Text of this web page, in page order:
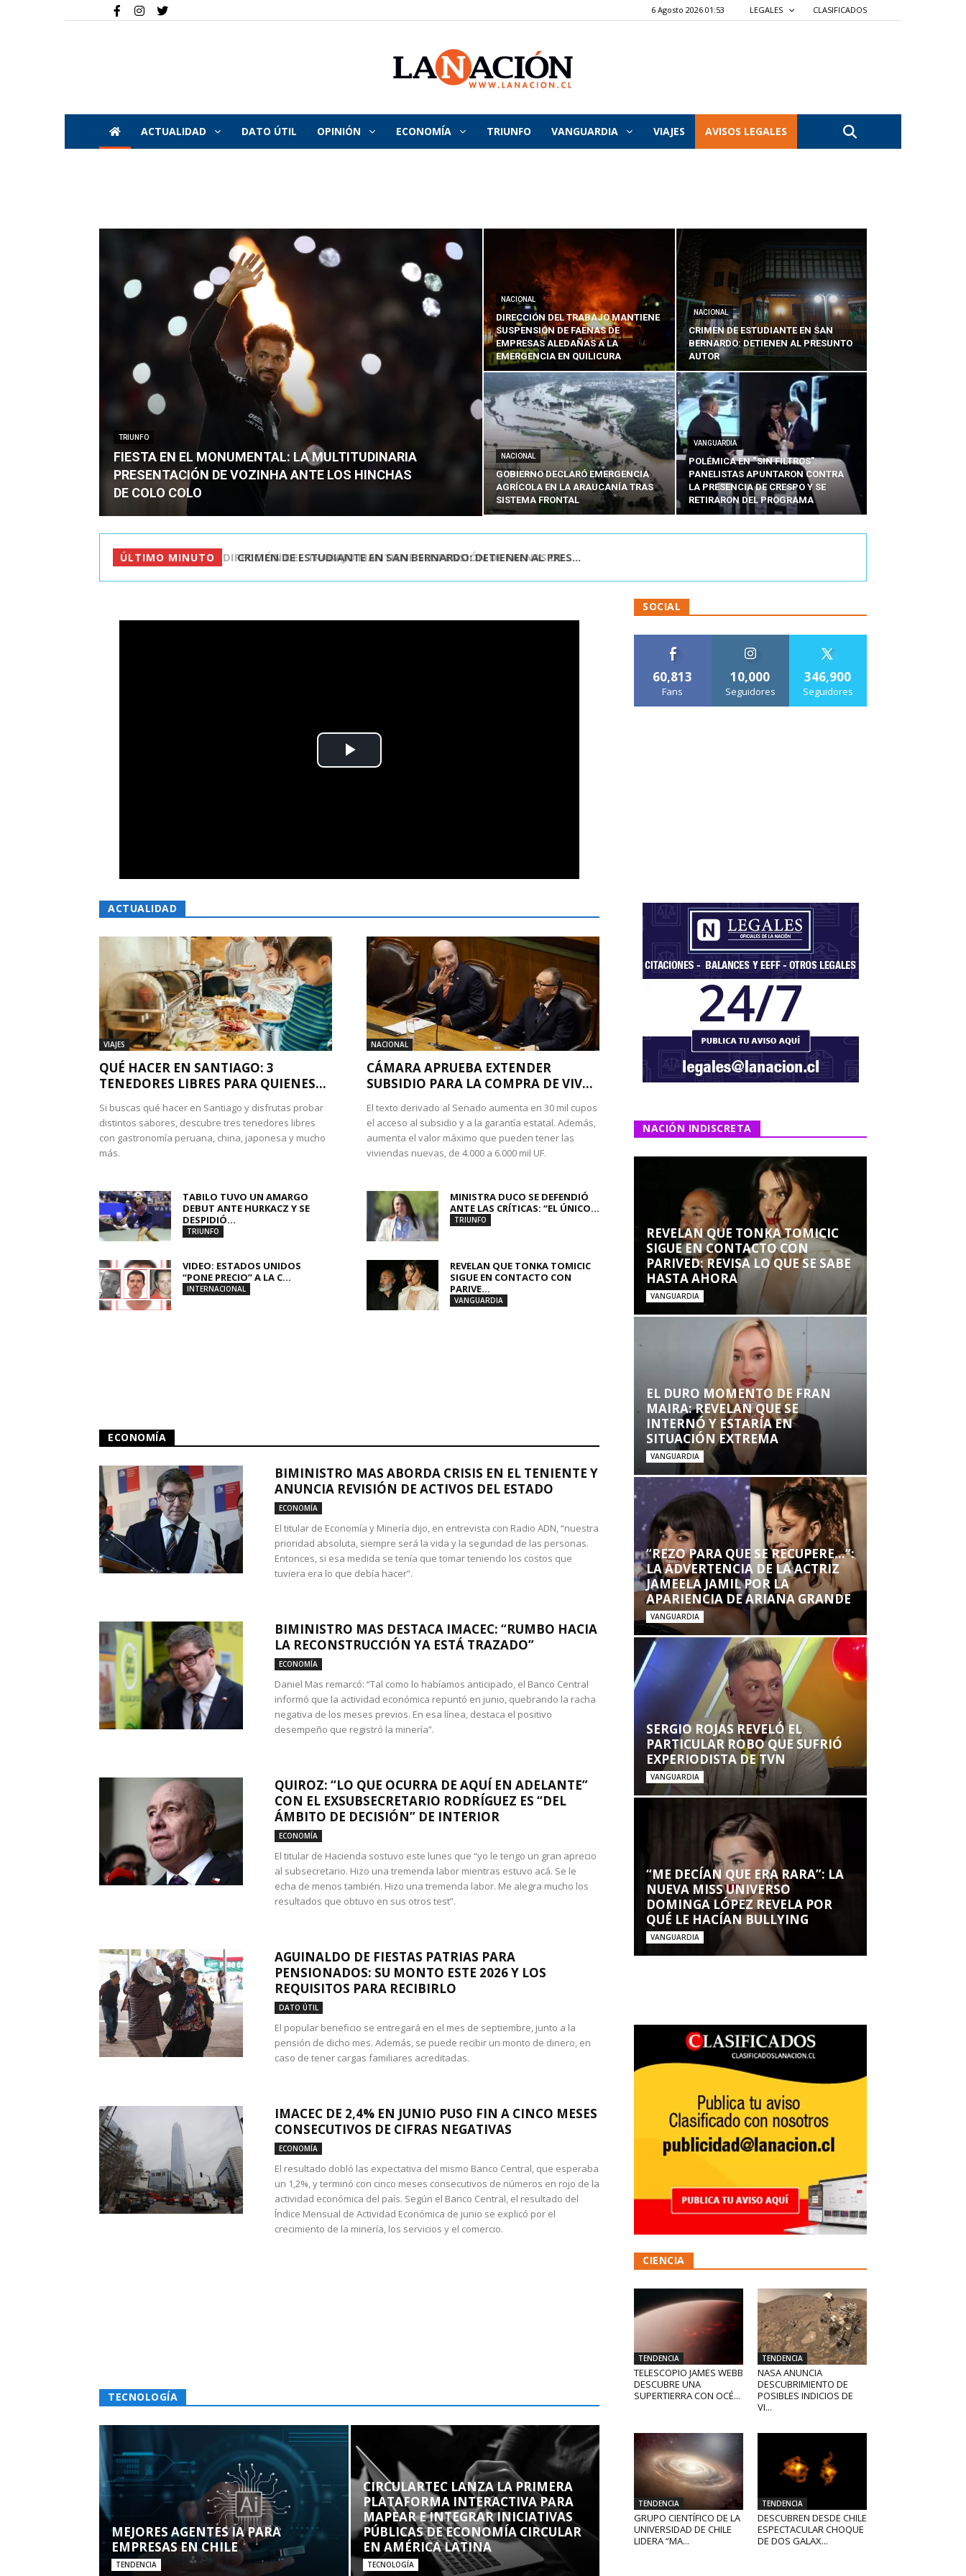
6 Agosto 2026 01:53 LEGALES CLASIFICADOS
La
Nación
ACTUALIDAD DATO ÚTIL OPINIÓN ECONOMÍA TRIUNFO VANGUARDIA VIAJES AVISOS LEGALES
TRIUNFO
FIESTA EN EL MONUMENTAL: LA MULTITUDINARIA
PRESENTACIÓN DE VOZINHA ANTE LOS HINCHAS
DE COLO COLO
NACIONAL
DIRECCIÓN DEL TRABAJO MANTIENE
SUSPENSIÓN DE FAENAS DE
EMPRESAS ALEDAÑAS A LA
EMERGENCIA EN QUILICURA
NACIONAL
CRIMEN DE ESTUDIANTE EN SAN
BERNARDO: DETIENEN AL PRESUNTO
AUTOR
NACIONAL
GOBIERNO DECLARÓ EMERGENCIA
AGRÍCOLA EN LA ARAUCANÍA TRAS
SISTEMA FRONTAL
VANGUARDIA
POLÉMICA EN “SIN FILTROS”:
PANELISTAS APUNTARON CONTRA
LA PRESENCIA DE CRESPO Y SE
RETIRARON DEL PROGRAMA
ÚLTIMO MINUTO CRIMEN DE ESTUDIANTE EN SAN BERNARDO: DETIENEN AL PRES...
ACTUALIDAD
VIAJES
QUÉ HACER EN SANTIAGO: 3
TENEDORES LIBRES PARA QUIENES...
Si buscas qué hacer en Santiago y disfrutas probar
distintos sabores, descubre tres tenedores libres
con gastronomía peruana, china, japonesa y mucho
más.
NACIONAL
CÁMARA APRUEBA EXTENDER
SUBSIDIO PARA LA COMPRA DE VIV...
El texto derivado al Senado aumenta en 30 mil cupos
el acceso al subsidio y a la garantía estatal. Además,
aumenta el valor máximo que pueden tener las
viviendas nuevas, de 4.000 a 6.000 mil UF.
TABILO TUVO UN AMARGO
DEBUT ANTE HURKACZ Y SE
DESPIDIÓ...
TRIUNFO
MINISTRA DUCO SE DEFENDIÓ
ANTE LAS CRÍTICAS: “EL ÚNICO...
TRIUNFO
VIDEO: ESTADOS UNIDOS
“PONE PRECIO” A LA C...
INTERNACIONAL
REVELAN QUE TONKA TOMICIC
SIGUE EN CONTACTO CON
PARIVE...
VANGUARDIA
ECONOMÍA
BIMINISTRO MAS ABORDA CRISIS EN EL TENIENTE Y
ANUNCIA REVISIÓN DE ACTIVOS DEL ESTADO
ECONOMÍA
El titular de Economía y Minería dijo, en entrevista con Radio ADN, “nuestra
prioridad absoluta, siempre será la vida y la seguridad de las personas.
Entonces, si esa medida se tenía que tomar teniendo los costos que
tuviera era lo que debía hacer”.
BIMINISTRO MAS DESTACA IMACEC: “RUMBO HACIA
LA RECONSTRUCCIÓN YA ESTÁ TRAZADO”
ECONOMÍA
Daniel Mas remarcó: “Tal como lo habíamos anticipado, el Banco Central
informó que la actividad económica repuntó en junio, quebrando la racha
negativa de los meses previos. En esa línea, destaca el positivo
desempeño que registró la minería”.
QUIROZ: “LO QUE OCURRA DE AQUÍ EN ADELANTE”
CON EL EXSUBSECRETARIO RODRÍGUEZ ES “DEL
ÁMBITO DE DECISIÓN” DE INTERIOR
ECONOMÍA
El titular de Hacienda sostuvo este lunes que “yo le tengo un gran aprecio
al subsecretario. Hizo una tremenda labor mientras estuvo acá. Se le
echa de menos también. Hizo una tremenda labor. Me alegra mucho los
resultados que obtuvo en sus otros test”.
AGUINALDO DE FIESTAS PATRIAS PARA
PENSIONADOS: SU MONTO ESTE 2026 Y LOS
REQUISITOS PARA RECIBIRLO
DATO ÚTIL
El popular beneficio se entregará en el mes de septiembre, junto a la
pensión de dicho mes. Además, se puede recibir un monto de dinero, en
caso de tener cargas familiares acreditadas.
IMACEC DE 2,4% EN JUNIO PUSO FIN A CINCO MESES
CONSECUTIVOS DE CIFRAS NEGATIVAS
ECONOMÍA
El resultado dobló las expectativa del mismo Banco Central, que esperaba
un 1,2%, y terminó con cinco meses consecutivos de números en rojo de la
actividad económica del país. Según el Banco Central, el resultado del
Índice Mensual de Actividad Económica de junio se explicó por el
crecimiento de la minería, los servicios y el comercio.
TECNOLOGÍA
MEJORES AGENTES IA PARA
EMPRESAS EN CHILE
TENDENCIA
CIRCULARTEC LANZA LA PRIMERA
PLATAFORMA INTERACTIVA PARA
MAPEAR E INTEGRAR INICIATIVAS
PÚBLICAS DE ECONOMÍA CIRCULAR
EN AMÉRICA LATINA
TECNOLOGÍA
SOCIAL
60,813
Fans
10,000
Seguidores
346,900
Seguidores
NACIÓN INDISCRETA
REVELAN QUE TONKA TOMICIC
SIGUE EN CONTACTO CON
PARIVED: REVISA LO QUE SE SABE
HASTA AHORA
VANGUARDIA
EL DURO MOMENTO DE FRAN
MAIRA: REVELAN QUE SE
INTERNÓ Y ESTARÍA EN
SITUACIÓN EXTREMA
VANGUARDIA
“REZO PARA QUE SE RECUPERE…”:
LA ADVERTENCIA DE LA ACTRIZ
JAMEELA JAMIL POR LA
APARIENCIA DE ARIANA GRANDE
VANGUARDIA
SERGIO ROJAS REVELÓ EL
PARTICULAR ROBO QUE SUFRIÓ
EXPERIODISTA DE TVN
VANGUARDIA
“ME DECÍAN QUE ERA RARA”: LA
NUEVA MISS UNIVERSO
DOMINGA LÓPEZ REVELA POR
QUÉ LE HACÍAN BULLYING
VANGUARDIA
CIENCIA
TENDENCIA
TELESCOPIO JAMES WEBB
DESCUBRE UNA
SUPERTIERRA CON OCÉ...
TENDENCIA
NASA ANUNCIA
DESCUBRIMIENTO DE
POSIBLES INDICIOS DE
VI...
TENDENCIA
GRUPO CIENTÍFICO DE LA
UNIVERSIDAD DE CHILE
LIDERA “MA...
TENDENCIA
DESCUBREN DESDE CHILE
ESPECTACULAR CHOQUE
DE DOS GALAX...